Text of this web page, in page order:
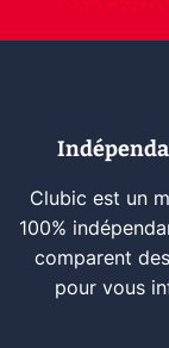
Clubic est un
100%
comparent
pour vous